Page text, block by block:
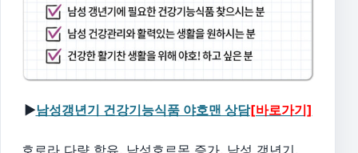
▶남성갱년기 건강기능식품 야호맨 상담[바로가기]
호로라 다량 함유, 남성호르몬 증가, 남성 갱년기,